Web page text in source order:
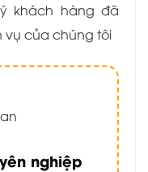
khách hàng đã
vụ của chúng tôi
nghiệp